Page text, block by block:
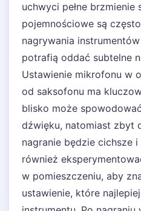
uchwyci pełne
pojemnościowe są
nagrywania
potrafią oddać subtelne
Ustawienie mikrofonu w
od saksofonu ma
blisko może
dźwięku, natomiast zbyt
nagranie będzie cichsze
również
w pomieszczeniu, aby
ustawienie, które